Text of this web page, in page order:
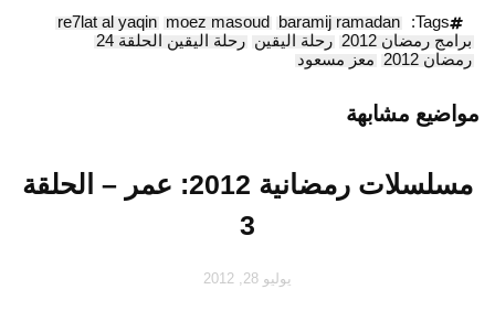
Tags:
baramij ramadan
moez masoud
re7lat al yaqin
برامج رمضان 2012
رحلة اليقين رحلة اليقين الحلقة 24
رمضان 2012
معز مسعود
مواضيع مشابهة
مسلسلات رمضانية 2012: عمر – الحلقة
3
يوليو 28, 2012